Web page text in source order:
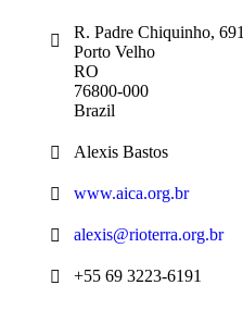
R. Padre Chiquinho, 691
Porto Velho
RO
76800-000
Brazil
Alexis Bastos
www.aica.org.br
alexis@rioterra.org.br
+55 69 3223-6191